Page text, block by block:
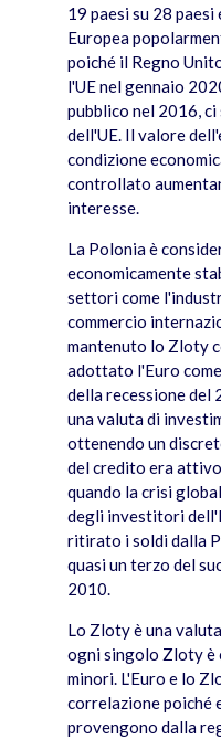
19 paesi su 28
Europea
poiché il Regno
l'UE nel gennaio
pubblico nel 2016,
dell'UE. Il valore
condizione
controllato
interesse.
La Polonia è
economicamente
settori come
commercio
mantenuto lo Zloty
adottato l'Euro
della recessione del
una valuta di
ottenendo un
del credito era
quando la crisi
degli investitori
ritirato i soldi dalla
quasi un terzo del
2010.
Lo Zloty è una
ogni singolo Zloty è
minori. L'Euro e lo
correlazione poiché
provengono dalla